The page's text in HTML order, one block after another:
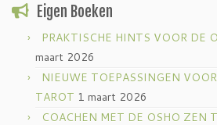
Eigen Boeken
PRAKTISCHE HINTS VOOR DE
maart 2026
NIEUWE TOEPASSINGEN
TAROT 1 maart 2026
COACHEN MET DE OSHO ZEN